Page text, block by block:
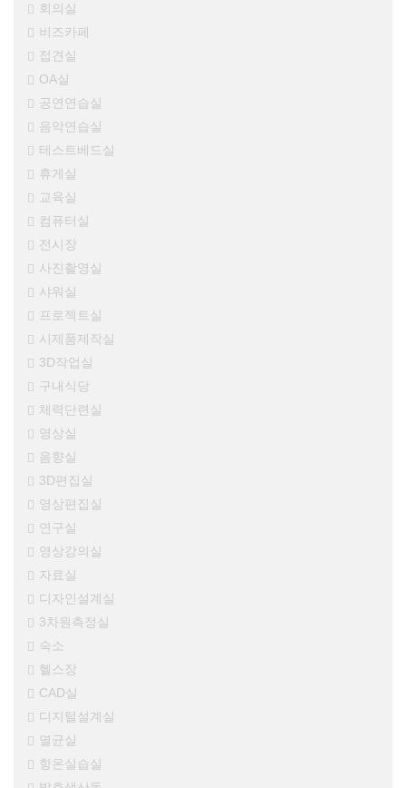
회의실
비즈카페
접견실
OA실
공연연습실
음악연습실
테스트베드실
휴게실
교육실
컴퓨터실
전시장
사진촬영실
샤워실
프로젝트실
시제품제작실
3D작업실
구내식당
체력단련실
영상실
음향실
3D편집실
영상편집실
연구실
영상강의실
자료실
디자인설계실
3차원측정실
숙소
헬스장
CAD실
디지털설계실
멸균실
항온실습실